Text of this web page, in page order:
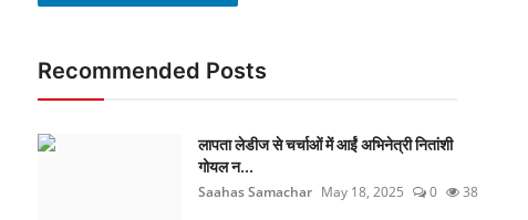
Recommended Posts
लापता लेडीज से चर्चाओं में आईं अभिनेत्री नितांशी
गोयल न...
Saahas Samachar May 18, 2025 0 38